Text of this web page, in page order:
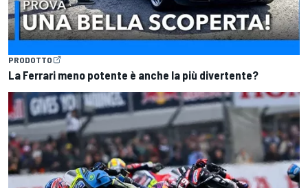
PRODOTTO
La Ferrari meno potente è anche la più divertente?